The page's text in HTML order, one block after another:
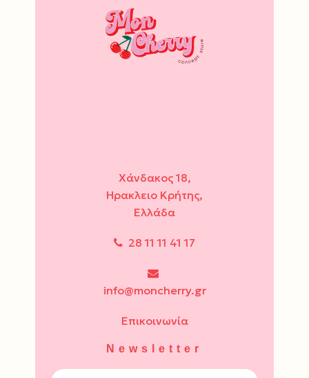
Χάνδακος 18,
Ηρακλειο Κρήτης,
Ελλάδα
28 11 11 41 17
info@moncherry.gr
Επικοινωνία
Newsletter